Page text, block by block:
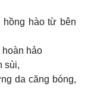
hồng hào từ bên
hoàn hảo
sùi,
da căng bóng,